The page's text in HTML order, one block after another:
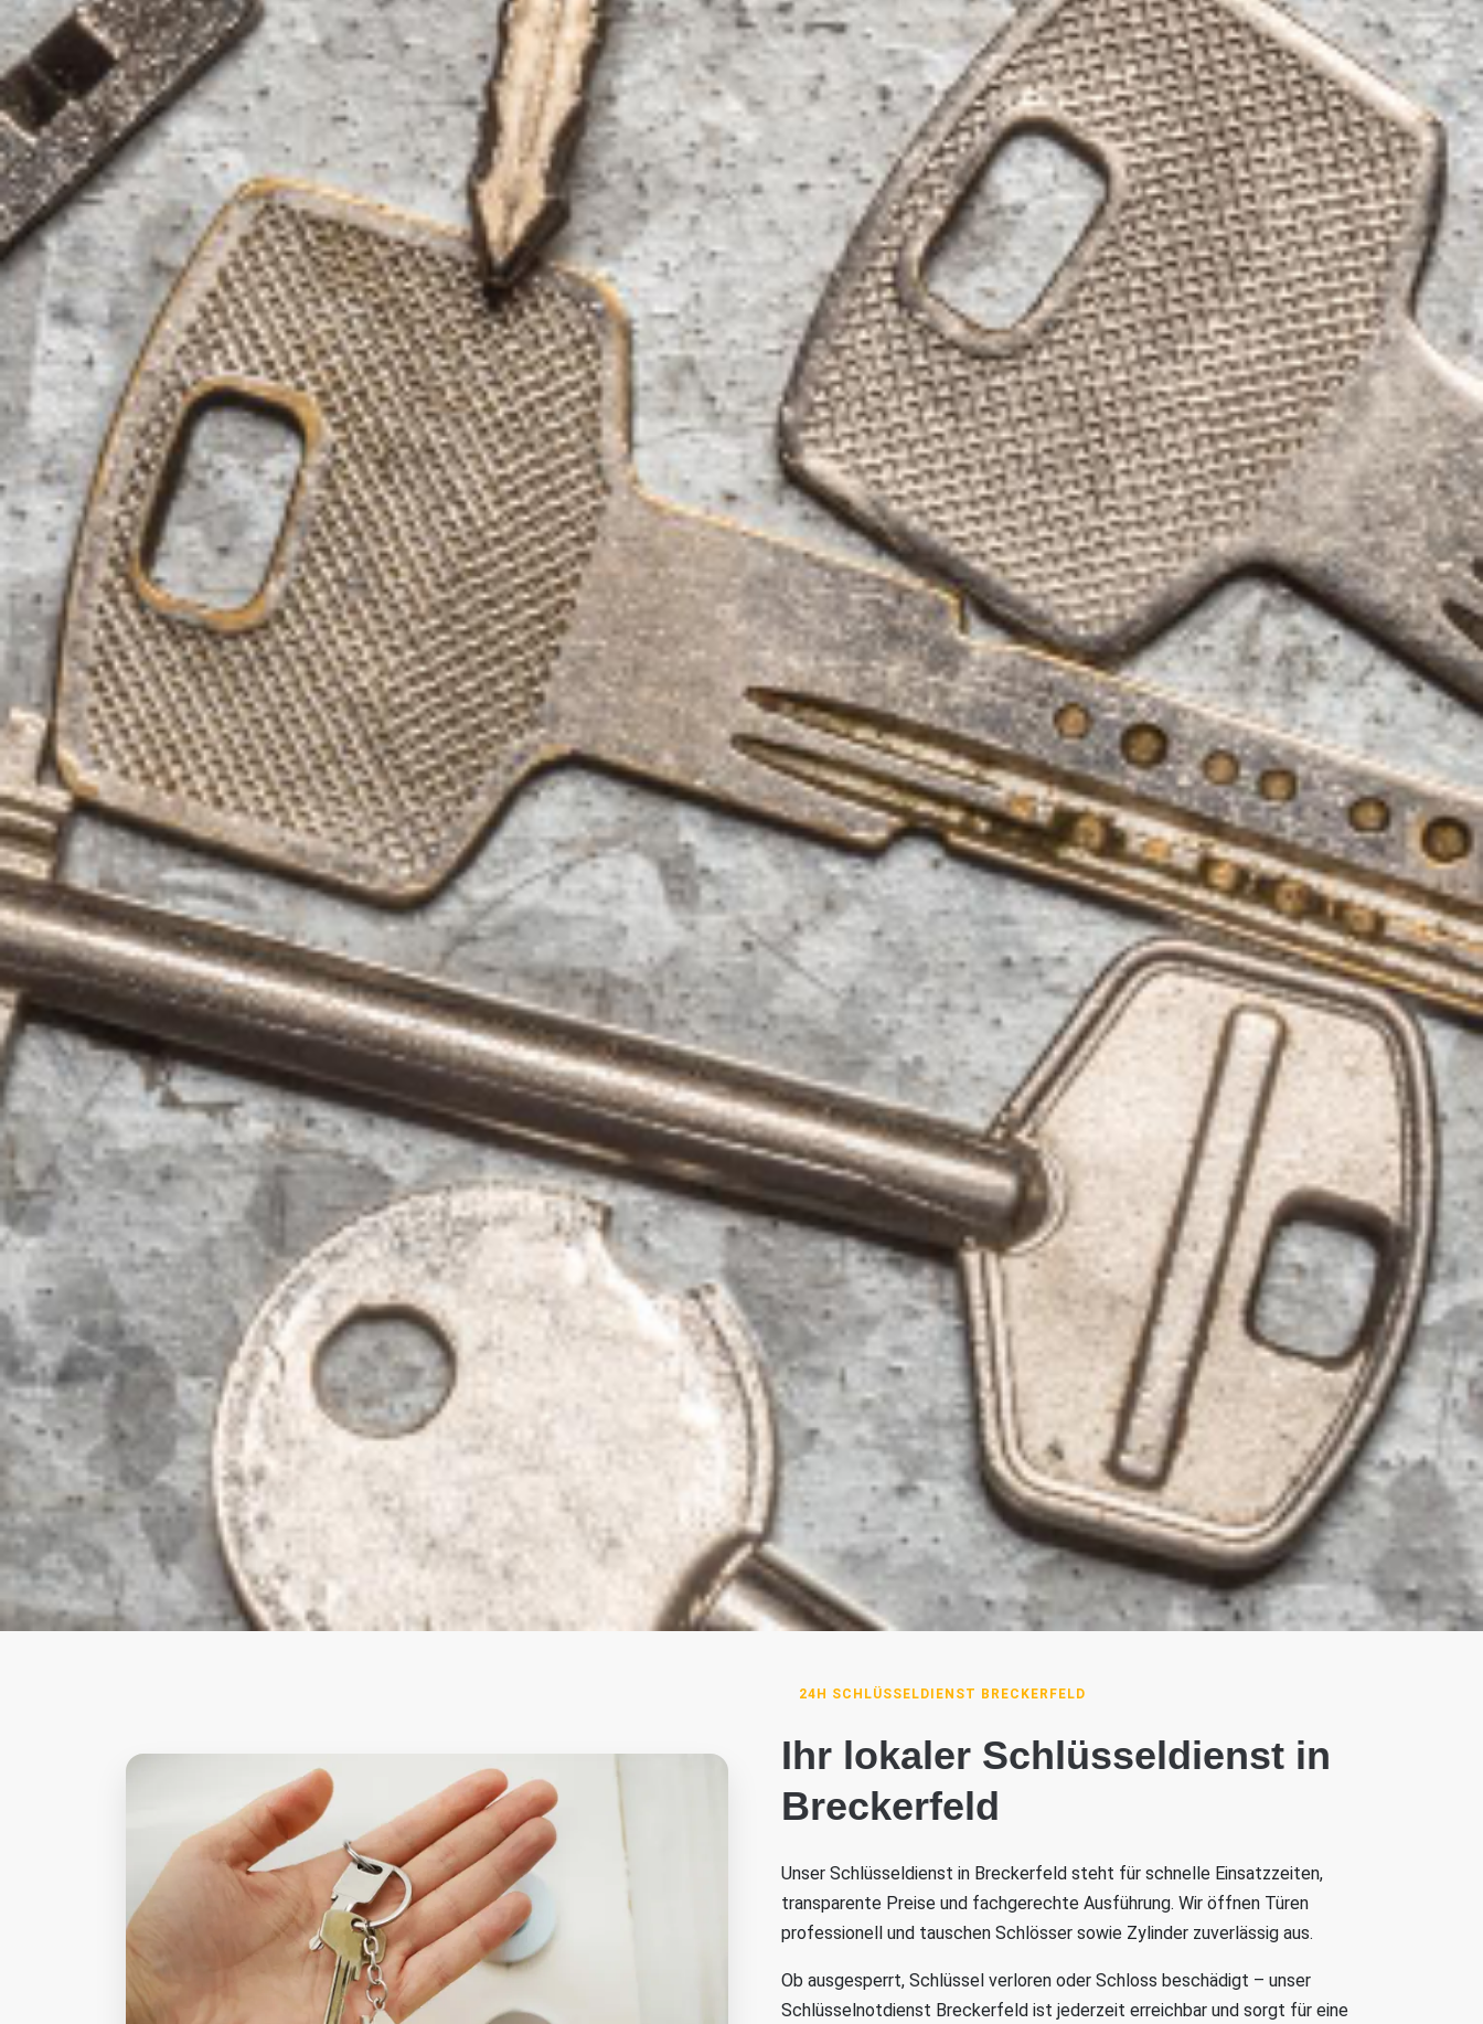
24H SCHLÜSSELDIENST BRECKERFELD
Ihr lokaler Schlüsseldienst in
Breckerfeld
Unser Schlüsseldienst in Breckerfeld steht für schnelle Einsatzzeiten,
transparente Preise und fachgerechte Ausführung. Wir öffnen Türen
professionell und tauschen Schlösser sowie Zylinder zuverlässig aus.
Ob ausgesperrt, Schlüssel verloren oder Schloss beschädigt – unser
Schlüsselnotdienst Breckerfeld ist jederzeit erreichbar und sorgt für eine